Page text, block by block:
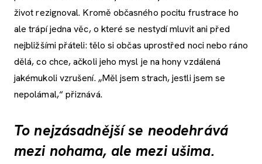
život rezignoval. Kromě občasného pocitu frustrace ho
ale trápí jedna věc, o které se nestydí mluvit ani před
nejbližšími přáteli: tělo si občas uprostřed noci nebo ráno
dělá, co chce, ačkoli jeho mysl je na hony vzdálená
jakémukoli vzrušení. „Měl jsem strach, jestli jsem se
nepolámal,“ přiznává.
To nejzásadnější se neodehrává
mezi nohama, ale mezi ušima.